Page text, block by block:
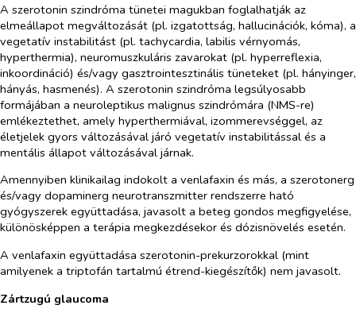
A szerotonin szindróma tünetei magukban foglalhatják az
elmeállapot megváltozását (pl. izgatottság, hallucinációk, kóma), a
vegetatív instabilitást (pl. tachycardia, labilis vérnyomás,
hyperthermia), neuromuszkuláris zavarokat (pl. hyperreflexia,
inkoordináció) és/vagy gasztrointesztinális tüneteket (pl. hányinger,
hányás, hasmenés). A szerotonin szindróma legsúlyosabb
formájában a neuroleptikus malignus szindrómára (NMS-re)
emlékeztethet, amely hyperthermiával, izommerevséggel, az
életjelek gyors változásával járó vegetatív instabilitással és a
mentális állapot változásával járnak.
Amennyiben klinikailag indokolt a venlafaxin és más, a szerotonerg
és/vagy dopaminerg neurotranszmitter rendszerre ható
gyógyszerek együttadása, javasolt a beteg gondos megfigyelése,
különösképpen a terápia megkezdésekor és dózisnövelés esetén.
A venlafaxin együttadása szerotonin-prekurzorokkal (mint
amilyenek a triptofán tartalmú étrend-kiegészítők) nem javasolt.
Zártzugú glaucoma